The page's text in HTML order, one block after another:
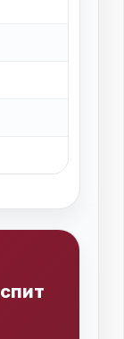
спит